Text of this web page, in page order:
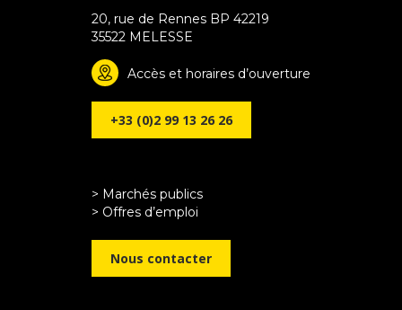
20, rue de Rennes BP 42219
35522 MELESSE
Accès et horaires d’ouverture
+33 (0)2 99 13 26 26
> Marchés publics
> Offres d’emploi
Nous contacter